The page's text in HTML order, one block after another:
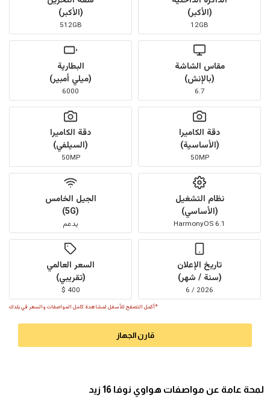
(الأكبر)
12GB
(الأكبر)
512GB
مقاس الشاشة
(بالإنش)
6.7
البطارية
(ميلي أمبير)
6000
دقة الكاميرا
(الأساسية)
50MP
دقة الكاميرا
(السيلفي)
50MP
نظام التشغيل
(الأساسي)
HarmonyOS 6.1
الجيل الخامس
(5G)
يدعم
تاريخ الإعلان
(سنة / شهر)
2026 / 6
السعر العالمي
(تقريبي)
400 $
*أكمل التصفح للأسفل لمشاهدة كامل المواصفات والسعر في بلدك
قارن الجهاز
لمحة عامة عن مواصفات هواوي نوفا 16 زيد